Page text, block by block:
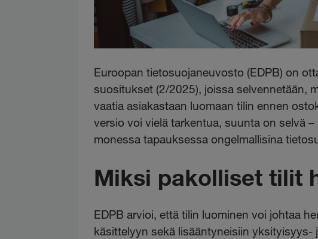
Euroopan tietosuojaneuvosto (EDPB) on
suositukset (2/2025), joissa selvennetään,
vaatia asiakastaan luomaan tilin ennen
versio voi vielä tarkentua, suunta on selvä
monessa tapauksessa ongelmallisina
Miksi pakolliset tilit
EDPB arvioi, että tilin luominen voi johtaa
käsittelyyn sekä lisääntyneisiin yksityisyys-